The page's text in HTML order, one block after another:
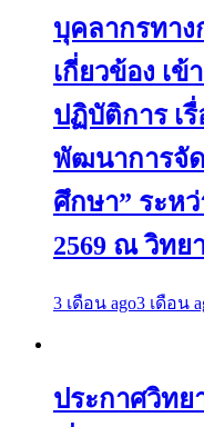
บุคลากรทา
เกี่ยวข้อง เข้
ปฏิบัติการ เ
พัฒนาการจั
ศึกษา” ระห
2569 ณ วิทย
3 เดือน ago3 เดือน
ประกาศวิท